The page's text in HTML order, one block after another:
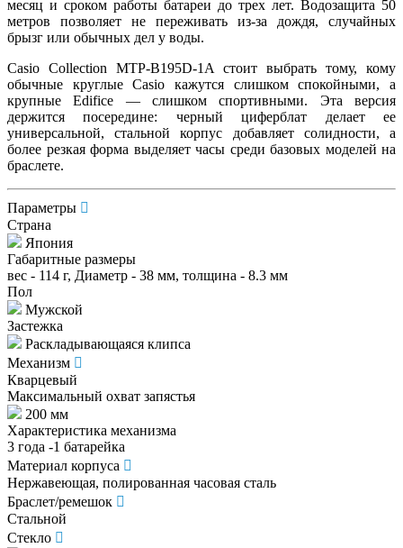
месяц и сроком работы батареи до трех лет. Водозащита 50
метров позволяет не переживать из-за дождя, случайных
брызг или обычных дел у воды.
Casio Collection MTP-B195D-1A стоит выбрать тому, кому
обычные круглые Casio кажутся слишком спокойными, а
крупные Edifice — слишком спортивными. Эта версия
держится посередине: черный циферблат делает ее
универсальной, стальной корпус добавляет солидности, а
более резкая форма выделяет часы среди базовых моделей на
браслете.
Параметры
Страна
Япония
Габаритные размеры
вес - 114 г, Диаметр - 38 мм, толщина - 8.3 мм
Пол
Мужской
Застежка
Раскладывающаяся клипса
Механизм
Кварцевый
Максимальный охват запястья
200 мм
Характеристика механизма
3 года -1 батарейка
Материал корпуса
Нержавеющая, полированная часовая сталь
Браслет/ремешок
Стальной
Стекло